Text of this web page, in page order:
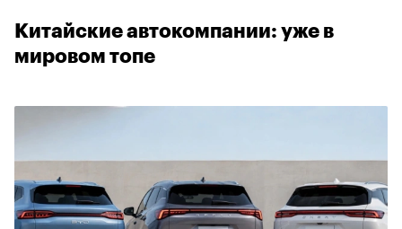
Китайские автокомпании: уже в
мировом топе